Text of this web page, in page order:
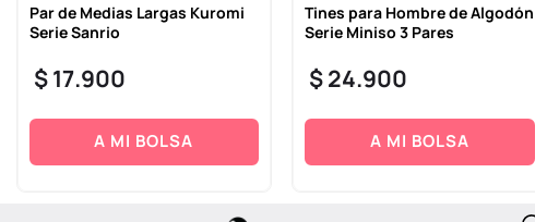
Par de Medias Largas Kuromi
Serie Sanrio
$17.900
A MI BOLSA
Tines para Hombre de Algodón
Serie Miniso 3 Pares
$24.900
A MI BOLSA